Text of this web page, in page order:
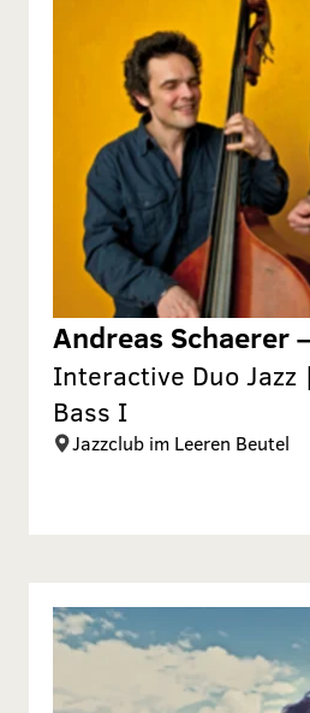
Andreas Schaerer
Interactive Duo Jazz
Bass I
Jazzclub im Leeren Beutel